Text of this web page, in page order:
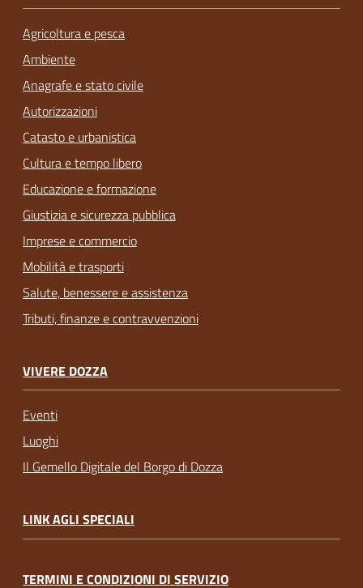
Agricoltura e pesca
Ambiente
Anagrafe e stato civile
Autorizzazioni
Catasto e urbanistica
Cultura e tempo libero
Educazione e formazione
Giustizia e sicurezza pubblica
Imprese e commercio
Mobilità e trasporti
Salute, benessere e assistenza
Tributi, finanze e contravvenzioni
VIVERE DOZZA
Eventi
Luoghi
Il Gemello Digitale del Borgo di Dozza
LINK AGLI SPECIALI
TERMINI E CONDIZIONI DI SERVIZIO